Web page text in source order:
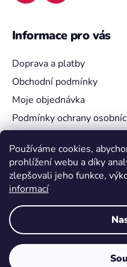
Používáme cookies,
prohlížení webu a díky
zlepšovali jeho funkce,
informací
Informace pro vás
Doprava a platby
Obchodní podmínky
Moje objednávka
Podmínky ochrany
Vyhledávání